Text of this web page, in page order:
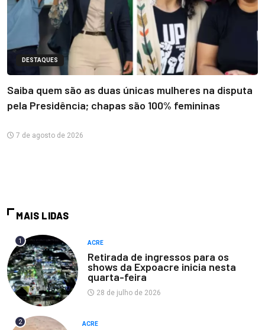
DESTAQUES
Saiba quem são as duas únicas mulheres na disputa
pela Presidência; chapas são 100% femininas
7 de agosto de 2026
MAIS LIDAS
1 ACRE
Retirada de ingressos para os
shows da Expoacre inicia nesta
quarta-feira
28 de julho de 2026
2 ACRE